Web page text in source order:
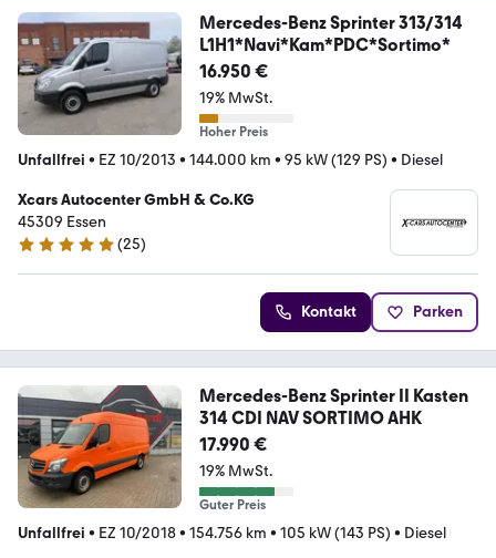
Mercedes-Benz Sprinter 313/314
L1H1*Navi*Kam*PDC*Sortimo*
16.950 €
19% MwSt.
Hoher Preis
Unfallfrei • EZ 10/2013 • 144.000 km • 95 kW (129 PS) • Diesel
Xcars Autocenter GmbH & Co.KG
45309 Essen
5 Sterne
(25)
Kontakt Parken
Mercedes-Benz Sprinter II Kasten
314 CDI NAV SORTIMO AHK
17.990 €
19% MwSt.
Guter Preis
Unfallfrei • EZ 10/2018• 154.756 km • 105 kW (143 PS) • Diesel